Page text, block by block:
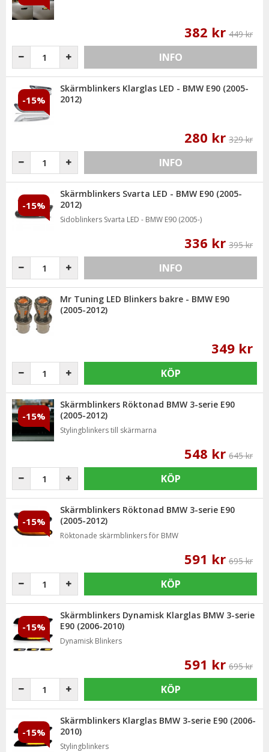
382 kr 449 kr
INFO
-15%
Skärmblinkers Klarglas LED - BMW E90 (2005-
2012)
280 kr 329 kr
INFO
-15%
Skärmblinkers Svarta LED - BMW E90 (2005-
2012)
Sidoblinkers Svarta LED - BMW E90 (2005-)
336 kr 395 kr
INFO
Mr Tuning LED Blinkers bakre - BMW E90
(2005-2012)
349 kr
KÖP
-15%
Skärmblinkers Röktonad BMW 3-serie E90
(2005-2012)
Stylingblinkers till skärmarna
548 kr 645 kr
KÖP
-15%
Skärmblinkers Röktonad BMW 3-serie E90
(2005-2012)
Röktonade skärmblinkers för BMW
591 kr 695 kr
KÖP
-15%
Skärmblinkers Dynamisk Klarglas BMW 3-serie
E90 (2006-2010)
Dynamisk Blinkers
591 kr 695 kr
KÖP
-15%
Skärmblinkers Klarglas BMW 3-serie E90 (2006-
2010)
Stylingblinkers